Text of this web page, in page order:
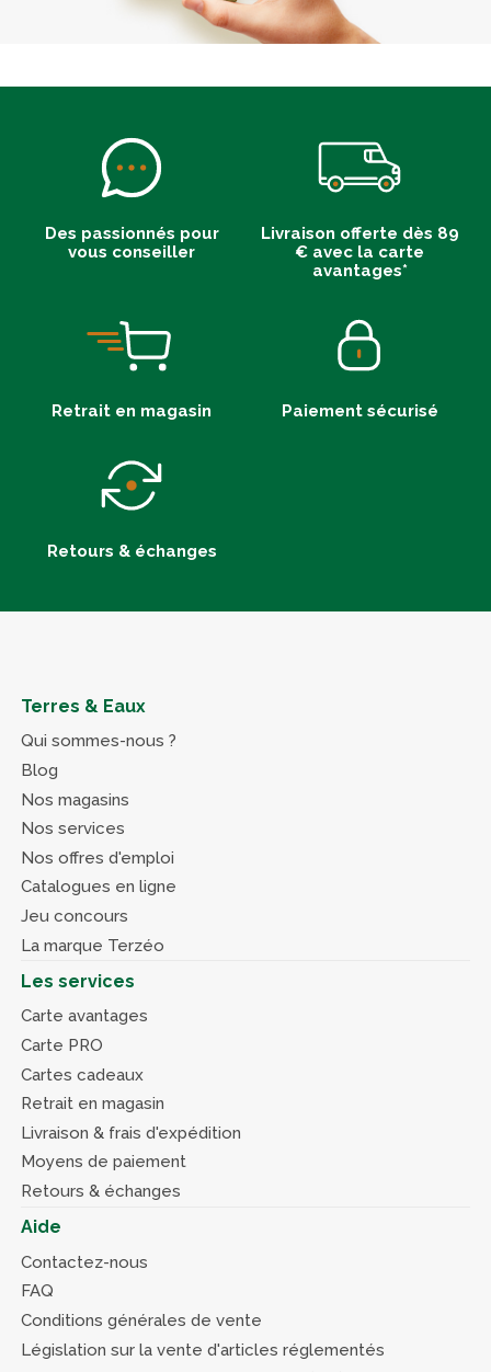
Des passionnés pour
vous conseiller
Livraison offerte dès 89
€ avec la carte
avantages*
Retrait en magasin Paiement sécurisé
Retours & échanges
Terres & Eaux
Qui sommes-nous ?
Blog
Nos magasins
Nos services
Nos offres d'emploi
Catalogues en ligne
Jeu concours
La marque Terzéo
Les services
Carte avantages
Carte PRO
Cartes cadeaux
Retrait en magasin
Livraison & frais d'expédition
Moyens de paiement
Retours & échanges
Aide
Contactez-nous
FAQ
Conditions générales de vente
Législation sur la vente d'articles réglementés